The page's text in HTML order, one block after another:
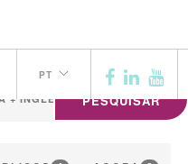
PT
PESQUISAR